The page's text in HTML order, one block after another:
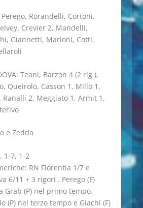
Perego, Rorandelli, Cortoni,
Crevier 2, Mandelli,
Giannetti, Marioni, Cotti,
Teani, Barzon 4 (2 rig.),
Queirolo, Casson 1, Millo 1,
Ranalli 2, Meggiato 1, Armit 1,
e Zedda
1-7, 1-2
RN Florentia 1/7 e
6/11 + 3 rigori . Perego (F)
Grab (P) nel primo tempo.
(P) nel terzo tempo e Giachi (F)